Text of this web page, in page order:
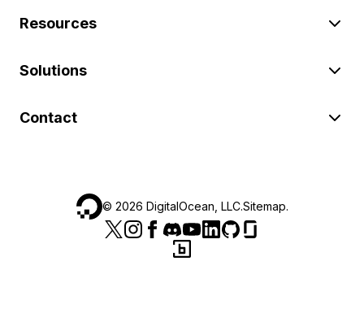
Resources
Solutions
Contact
© 2026 DigitalOcean, LLC.Sitemap.